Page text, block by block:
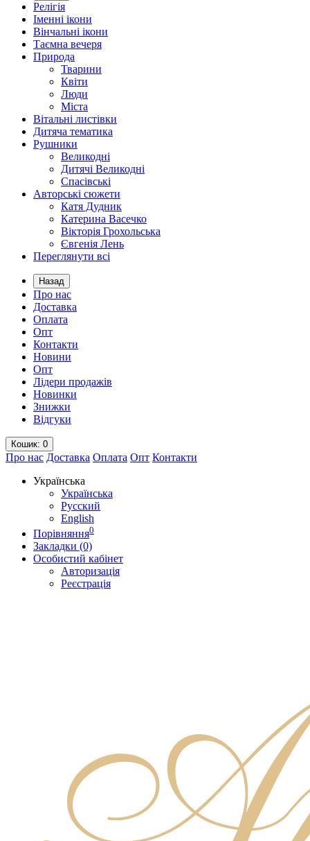
Релігія
Іменні ікони
Вінчальні ікони
Таємна вечеря
Природа
Тварини
Квіти
Люди
Міста
Вітальні листівки
Дитяча тематика
Рушники
Великодні
Дитячі Великодні
Спасівські
Авторські сюжети
Катя Дудник
Катерина Васечко
Вікторія Грохольська
Євгенія Лень
Переглянути всі
Назад
Про нас
Доставка
Оплата
Опт
Контакти
Новини
Опт
Лідери продажів
Новинки
Знижки
Відгуки
Кошик: 0
Про нас Доставка Оплата Опт Контакти
Українська
Українська
Русский
English
Порівняння0
Закладки (0)
Особистий кабінет
Авторизація
Реєстрація